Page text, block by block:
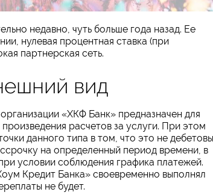
недавно, чуть больше года назад. Ее
нулевая процентная ставка (при
партнерская сеть.
вид
«ХКФ Банк» предназначен для
расчетов за услуги. При этом
данного типа в том, что это не
на определенный период времени, в
условии соблюдения графика платежей.
Кредит Банка» своевременно выполнял
не будет.